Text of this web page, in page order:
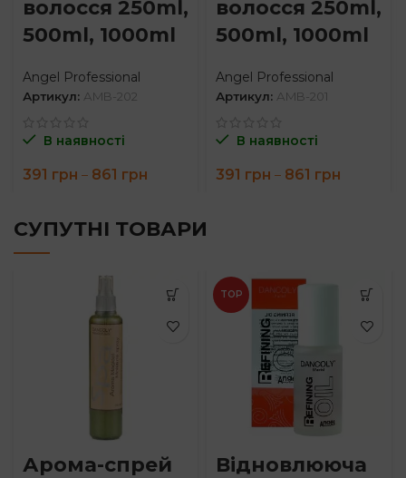
волосся 250ml,
500ml, 1000ml
Angel Professional
Артикул: AMB-202
В наявності
391 грн – 861 грн
through
861 грн
волосся 250ml,
500ml, 1000ml
Angel Professional
Артикул: AMB-201
В наявності
391 грн – 861 грн
СУПУТНІ ТОВАРИ
Арома-спрей
TOP
Відновлююча